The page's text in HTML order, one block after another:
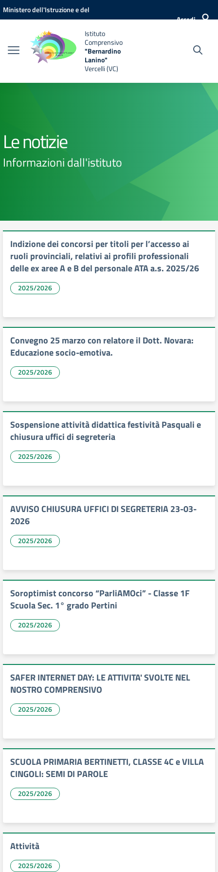
Vai ai contenuti
Vai al menu di navigazione
Vai al footer
Ministero dell'Istruzione e del
Accedi
Istituto
Comprensivo
"Bernardino
Lanino"
Vercelli (VC)
Le notizie
Informazioni dall'istituto
Indizione dei concorsi per titoli per l’accesso ai
ruoli provinciali, relativi ai profili professionali
delle ex aree A e B del personale ATA a.s. 2025/26
2025/2026
Convegno 25 marzo con relatore il Dott. Novara:
Educazione socio-emotiva.
2025/2026
Sospensione attività didattica festività Pasquali e
chiusura uffici di segreteria
2025/2026
AVVISO CHIUSURA UFFICI DI SEGRETERIA 23-03-
2026
2025/2026
Soroptimist concorso “ParliAMOci” - Classe 1F
Scuola Sec. 1° grado Pertini
2025/2026
SAFER INTERNET DAY: LE ATTIVITA' SVOLTE NEL
NOSTRO COMPRENSIVO
2025/2026
SCUOLA PRIMARIA BERTINETTI, CLASSE 4C e VILLA
CINGOLI: SEMI DI PAROLE
2025/2026
Attività
2025/2026